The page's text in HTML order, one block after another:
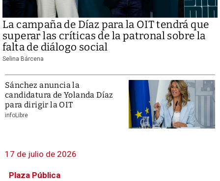
La campaña de Díaz para la OIT tendrá que
superar las críticas de la patronal sobre la
falta de diálogo social
Selina Bárcena
Sánchez anuncia la
candidatura de Yolanda Díaz
para dirigir la OIT
infoLibre
17 de julio de 2026
Plaza Pública